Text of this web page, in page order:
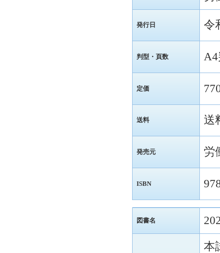
発行日 令
判型・頁数 A4
定価
送料 送
発売元 労
ISBN
図書名
本